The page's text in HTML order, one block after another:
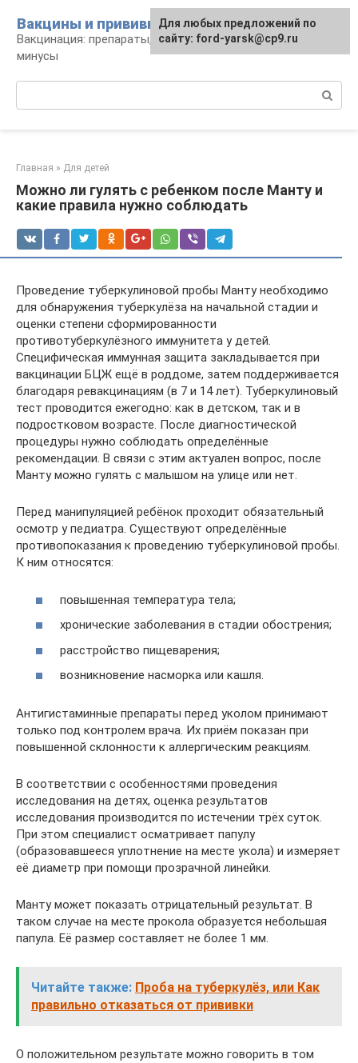
контенту
Вакцины и прививки
Вакцинация: препараты, график, плюсы и
минусы
Главная » Для детей
Можно ли гулять с ребенком после Манту и
какие правила нужно соблюдать
Проведение туберкулиновой пробы Манту необходимо
для обнаружения туберкулёза на начальной стадии и
оценки степени сформированности
противотуберкулёзного иммунитета у детей.
Специфическая иммунная защита закладывается при
вакцинации БЦЖ ещё в роддоме, затем поддерживается
благодаря ревакцинациям (в 7 и 14 лет). Туберкулиновый
тест проводится ежегодно: как в детском, так и в
подростковом возрасте. После диагностической
процедуры нужно соблюдать определённые
рекомендации. В связи с этим актуален вопрос, после
Манту можно гулять с малышом на улице или нет.
Перед манипуляцией ребёнок проходит обязательный
осмотр у педиатра. Существуют определённые
противопоказания к проведению туберкулиновой пробы.
К ним относятся:
повышенная температура тела;
хронические заболевания в стадии обострения;
расстройство пищеварения;
возникновение насморка или кашля.
Антигистаминные препараты перед уколом принимают
только под контролем врача. Их приём показан при
повышенной склонности к аллергическим реакциям.
В соответствии с особенностями проведения
исследования на детях, оценка результатов
исследования производится по истечении трёх суток.
При этом специалист осматривает папулу
(образовавшееся уплотнение на месте укола) и измеряет
её диаметр при помощи прозрачной линейки.
Манту может показать отрицательный результат. В
таком случае на месте прокола образуется небольшая
папула. Её размер составляет не более 1 мм.
Читайте также: Проба на туберкулёз, или Как
правильно отказаться от прививки
О положительном результате можно говорить в том
Для любых предложений по
сайту: ford-yarsk@cp9.ru